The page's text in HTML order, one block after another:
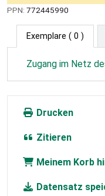
PPN: 772445990
Exemplare ( 0 )
Zugang im Netz
Drucken
Zitieren
Meinem Korb
Datensatz